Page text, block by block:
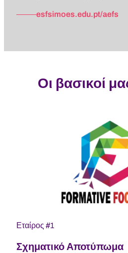
esfsimoes.edu.pt/aefs
Οι βασικοί
Εταίρος #1
Σχηματικό Αποτύπωμα